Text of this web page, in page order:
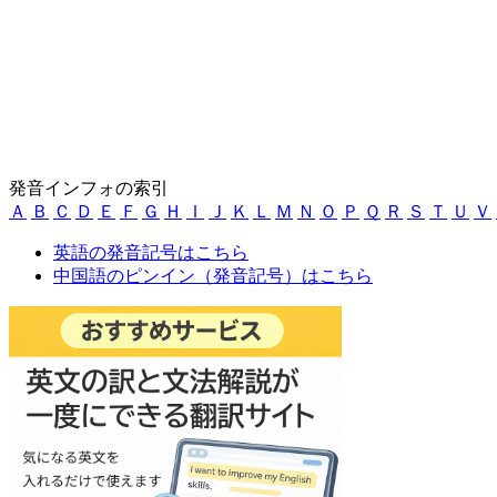
発音インフォの索引
Ａ
Ｂ Ｃ Ｄ Ｅ Ｆ Ｇ Ｈ Ｉ Ｊ Ｋ Ｌ Ｍ Ｎ Ｏ Ｐ Ｑ Ｒ Ｓ Ｔ Ｕ Ｖ
英語の発音記号はこちら
中国語のピンイン（発音記号）はこちら